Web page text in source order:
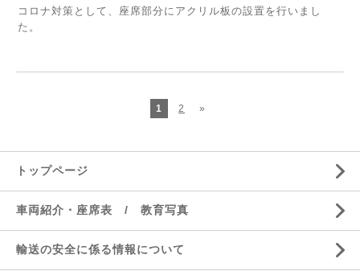
コロナ対策として、座席部分にアクリル板の設置を行いまし
た。
1 2 »
トップページ
車両紹介・座席表 / 教育写真
輸送の安全に係る情報について